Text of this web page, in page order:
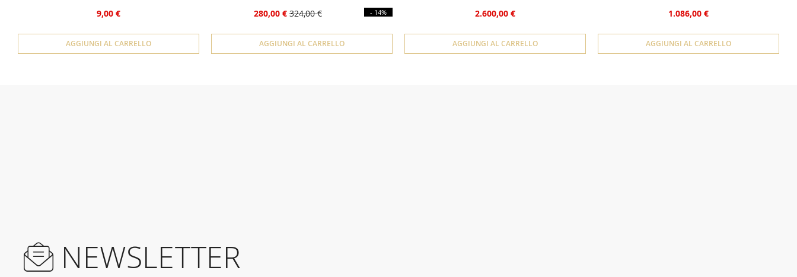
9,00 €
AGGIUNGI AL CARRELLO
280,00 € 324,00 € - 14%
AGGIUNGI AL CARRELLO
2.600,00 €
AGGIUNGI AL CARRELLO
1.086,00 €
AGGIUNGI AL CARRELLO
NEWSLETTER